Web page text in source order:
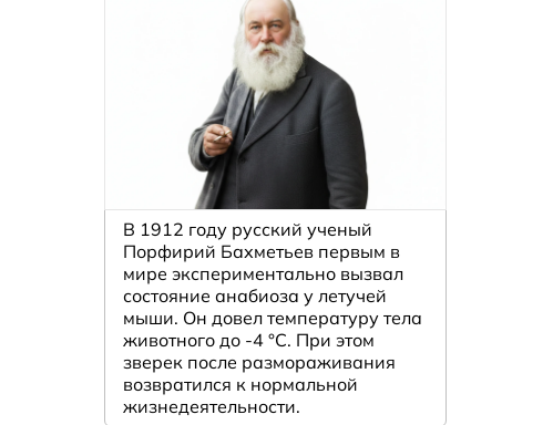
В 1912 году русский ученый
Порфирий Бахметьев первым в
мире экспериментально вызвал
состояние анабиоза у летучей
мыши. Он довел температуру тела
животного до -4 °C. При этом
зверек после размораживания
возвратился к нормальной
жизнедеятельности.